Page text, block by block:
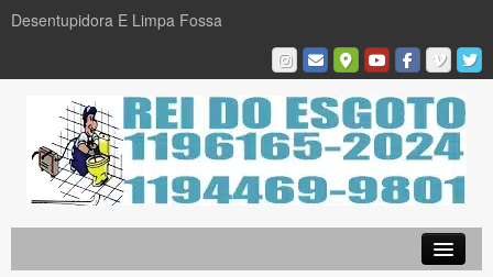
Desentupidora E Limpa Fossa